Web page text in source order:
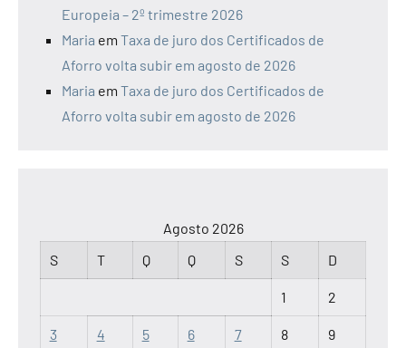
Europeia – 2º trimestre 2026
Maria em Taxa de juro dos Certificados de
Aforro volta subir em agosto de 2026
Maria em Taxa de juro dos Certificados de
Aforro volta subir em agosto de 2026
Agosto 2026
S
T Q Q S S D
1 2
3 4 5 6 7 8 9